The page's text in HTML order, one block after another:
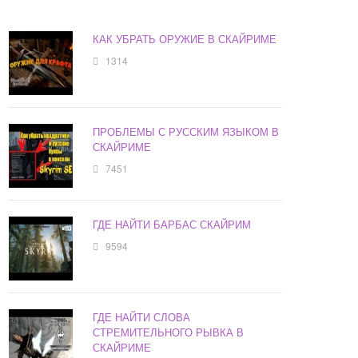
КАК УБРАТЬ ОРУЖИЕ В СКАЙРИМЕ
1314
ПРОБЛЕМЫ С РУССКИМ ЯЗЫКОМ В
СКАЙРИМЕ
7451
ГДЕ НАЙТИ БАРБАС СКАЙРИМ
9594
ГДЕ НАЙТИ СЛОВА
СТРЕМИТЕЛЬНОГО РЫВКА В
СКАЙРИМЕ